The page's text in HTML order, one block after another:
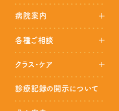
病院案内
各種ご相談
クラス・ケア
診療記録の開示について